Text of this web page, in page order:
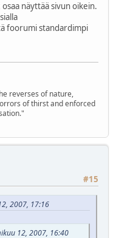
näyttää sivun oikein.
foorumi standardimpi
reverses of nature,
of thirst and enforced
#15
2007, 17:16
12, 2007, 16:40